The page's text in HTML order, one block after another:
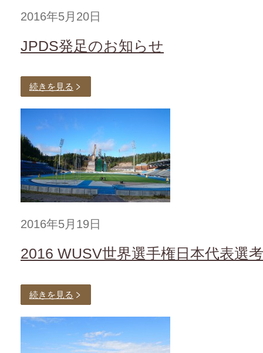
2016年5月20日
JPDS発足のお知らせ
続きを見る
2016年5月19日
2016 WUSV世界選手権日本代表選
続きを見る